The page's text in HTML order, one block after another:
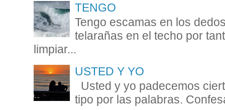
TENGO
Tengo escamas en los
telarañas en el techo por
limpiar...
USTED Y YO
Usted y yo padecemos
tipo por las palabras.